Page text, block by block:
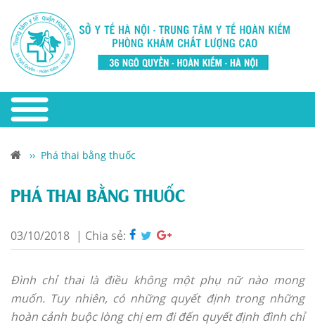
›› Phá thai bằng thuốc
PHÁ THAI BẰNG THUỐC
03/10/2018 | Chia sẻ:
Đình chỉ thai là điều không một phụ nữ nào mong
muốn. Tuy nhiên, có những quyết định trong những
hoàn cảnh buộc lòng chị em đi đến quyết định đình chỉ